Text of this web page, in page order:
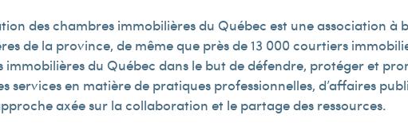
des chambres immobilières du Québec est une association
de la province, de même que près de 13 000 courtiers
immobilières du Québec dans le but de défendre, protéger et
services en matière de pratiques professionnelles, d’affaires
axée sur la collaboration et le partage des ressources.